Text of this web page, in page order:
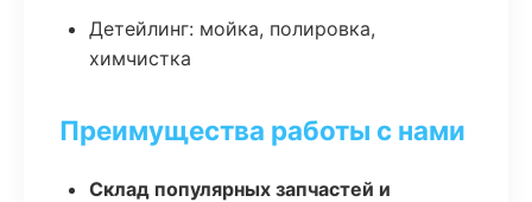
Детейлинг: мойка, полировка,
химчистка
Преимущества работы с нами
Склад популярных запчастей и